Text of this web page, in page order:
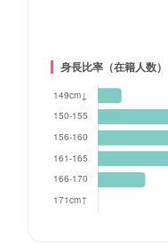
身長比率（在籍人数）